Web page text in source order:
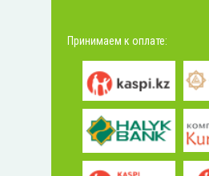
Принимаем к оплате: